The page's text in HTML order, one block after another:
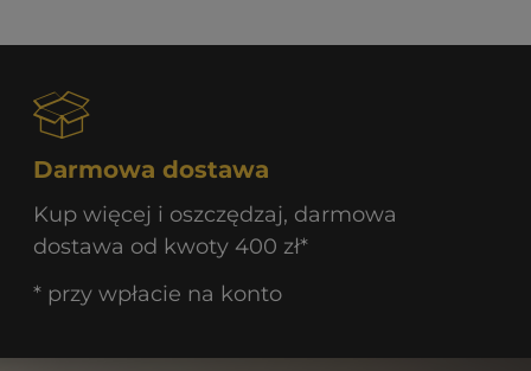
Darmowa dostawa
Kup więcej i oszczędzaj, darmowa
dostawa od kwoty 400 zł*
* przy wpłacie na konto